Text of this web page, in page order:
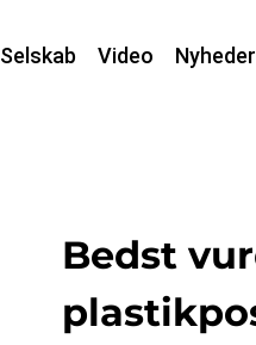
Selskab Video Nyheder
Bedst